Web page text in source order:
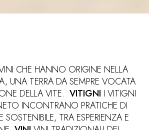
CHE HANNO ORIGINE NELLA
UNA TERRA DA SEMPRE VOCATA
DELLA VITE. VITIGNI I VITIGNI
INCONTRANO PRATICHE DI
TRA ESPERIENZA E